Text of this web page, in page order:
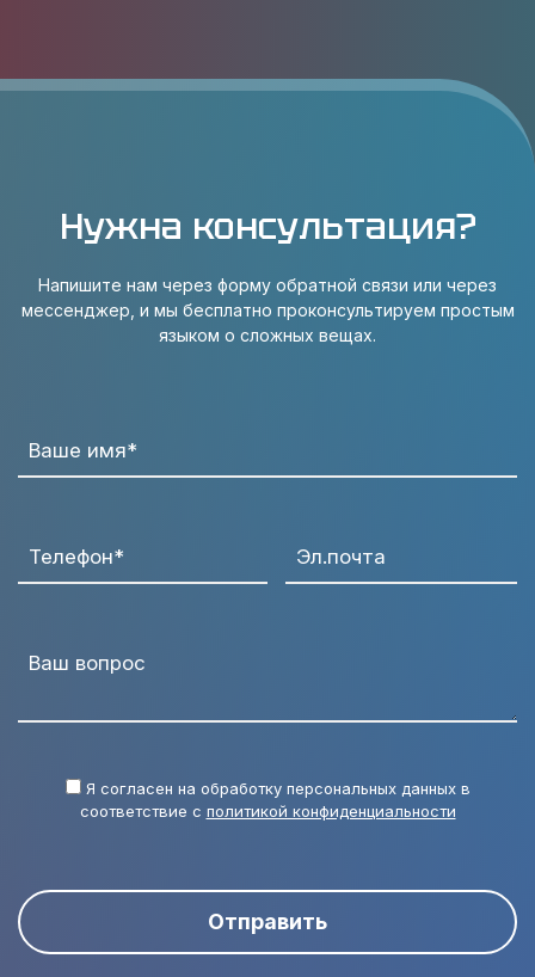
Нужна консультация?
Напишите нам через форму обратной связи или через
мессенджер, и мы бесплатно проконсультируем простым
языком о сложных вещах.
Ваше имя*
Телефон* Эл.почта
Ваш вопрос
Я согласен на обработку персональных данных в
соответствие с политикой конфиденциальности
Отправить